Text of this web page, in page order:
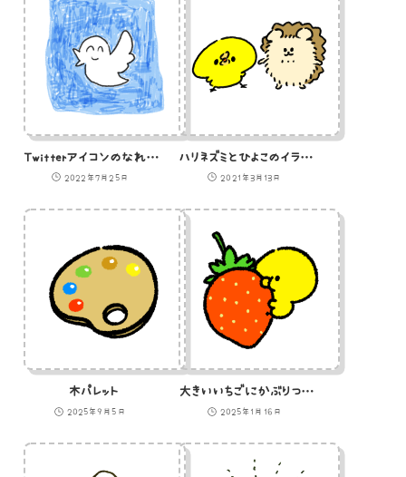
Twitterアイコンのなれの果てのイラスト
2022年7月25日
ハリネズミとひよこのイラスト
2021年3月13日
木パレット
2025年9月5日
大きいいちごにかぶりつくひよこ
2025年1月16日